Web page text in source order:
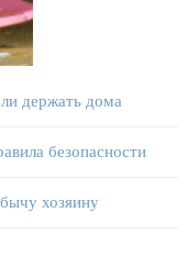
держать дома
безопасности
хозяину